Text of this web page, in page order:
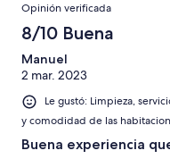
Opinión verificada
8/10 Buena
Manuel
2 mar. 2023
Le gustó: Limpieza,
y comodidad de las
Buena experiencia